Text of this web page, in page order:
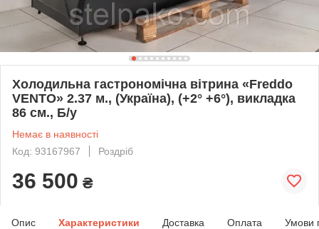
Холодильна гастрономічна вітрина «Freddo
VENTO» 2.37 м., (Україна), (+2° +6°), викладка
86 см., Б/у
Немає в наявності
Код: 93167967
Роздріб
36 500 ₴
Опис Характеристики Доставка Оплата Умови